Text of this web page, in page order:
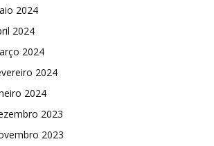
2024
2024
2024
2024
2024
2023
2023